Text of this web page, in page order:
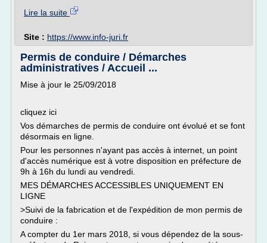
Lire la suite
Site : https://www.info-juri.fr
Permis de conduire / Démarches
administratives / Accueil ...
Mise à jour le 25/09/2018
cliquez ici
Vos démarches de permis de conduire ont évolué et se font
désormais en ligne.
Pour les personnes n'ayant pas accès à internet, un point
d'accès numérique est à votre disposition en préfecture de
9h à 16h du lundi au vendredi.
MES DÉMARCHES ACCESSIBLES UNIQUEMENT EN
LIGNE
>Suivi de la fabrication et de l'expédition de mon permis de
conduire :
A compter du 1er mars 2018, si vous dépendez de la sous-